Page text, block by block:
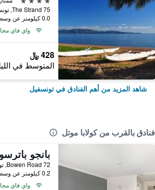
75 The Strand, تونسفيل, QLD, أستراليا
0.0 كيلومتر عن وسط المدينة
واي فاي
428 ﷼
المتوسط في
شاهد المزيد من أهم الفنادق في تونسفيل
فنادق بالقرب من كولابا موتل
بانجو
72 Bowen Road, تونسفيل, QLD, أستراليا
0.2 كيلومتر عن وسط المدينة
واي فاي